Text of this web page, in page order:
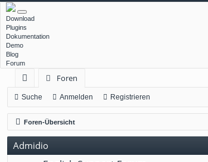
Download
Plugins
Dokumentation
Demo
Blog
Forum
ch
ne
llz
ug
Foren
Suche Anmelden Registrieren
Foren-Übersicht
Admidio